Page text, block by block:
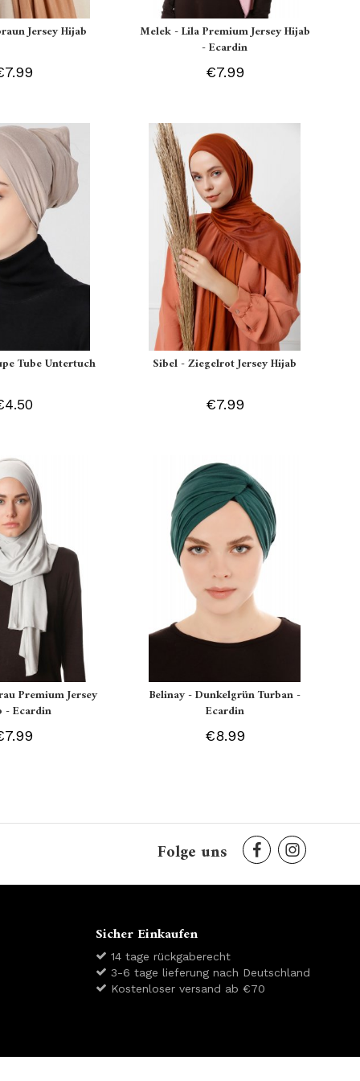
Jersey Hijab
Melek - Lila Premium Jersey Hijab
- Ecardin
€7.99
Tube Untertuch Sibel - Ziegelrot Jersey Hijab
€7.99
Premium Jersey
- Ecardin
Belinay - Dunkelgrün Turban -
Ecardin
€8.99
Folge uns
Sicher Einkaufen
14 tage rückgaberecht
3-6 tage lieferung nach Deutschland
Kostenloser versand ab €70